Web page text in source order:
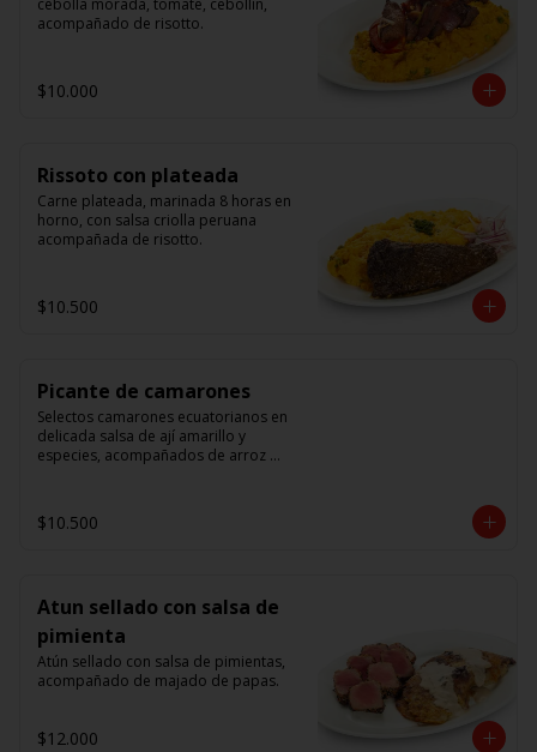
cebolla morada, tomate, cebollín,
acompañado de risotto.
$10.000
Rissoto con plateada
Carne plateada, marinada 8 horas en
horno, con salsa criolla peruana
acompañada de risotto.
$10.500
Picante de camarones
Selectos camarones ecuatorianos en
delicada salsa de ají amarillo y
especies, acompañados de arroz
$10.500
Atun sellado con salsa de
pimienta
Atún sellado con salsa de pimientas,
acompañado de majado de papas.
$12.000